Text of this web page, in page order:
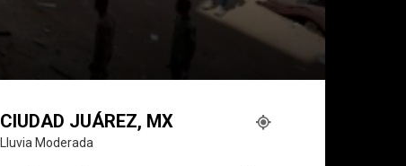
CIUDAD JUÁREZ, MX
Lluvia Moderada